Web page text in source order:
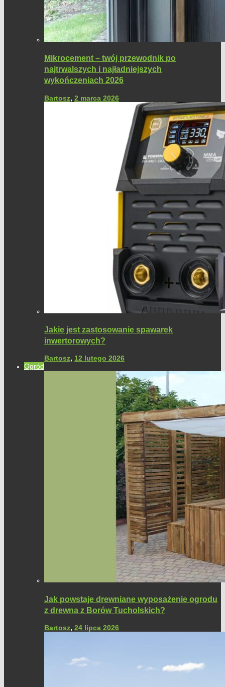
Mikrocement – twój przewodnik po
najtrwalszych i najładniejszych
wykończeniach 2026
Bartosz, 2 marca 2026
Jakie jest zastosowanie spawarek
inwertorowych?
Bartosz, 12 lutego 2026
Ogród
Jak powstaje drewniane wyposażenie ogrodu
z drewna z Borów Tucholskich?
Bartosz, 24 lipca 2026